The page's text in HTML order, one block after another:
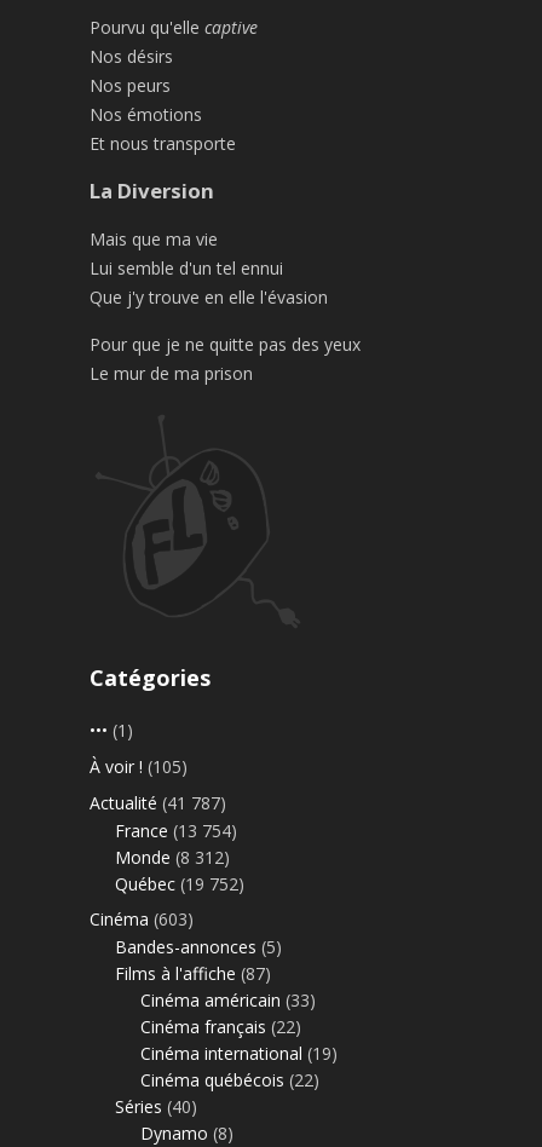
Pourvu qu'elle captive
Nos désirs
Nos peurs
Nos émotions
Et nous transporte
La Diversion
Mais que ma vie
Lui semble d'un tel ennui
Que j'y trouve en elle l'évasion
Pour que je ne quitte pas des yeux
Le mur de ma prison
Catégories
••• (1)
À voir ! (105)
Actualité (41 787)
France (13 754)
Monde (8 312)
Québec (19 752)
Cinéma (603)
Bandes-annonces (5)
Films à l'affiche (87)
Cinéma américain (33)
Cinéma français (22)
Cinéma international (19)
Cinéma québécois (22)
Séries (40)
Dynamo (8)